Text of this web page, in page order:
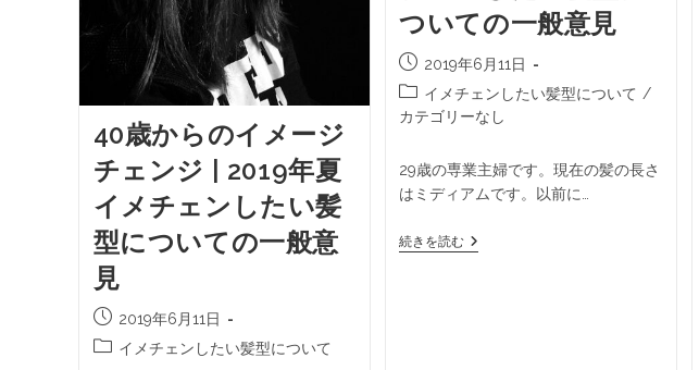
40歳からのイメージ
チェンジ | 2019年夏
イメチェンしたい髪
型についての一般意
見
2019年6月11日
イメチェンしたい髪型について
ついての一般意見
2019年6月11日
イメチェンしたい髪型について /
カテゴリーなし
29歳の専業主婦です。現在の髪の長さ
はミディアムです。以前に…
続きを読む